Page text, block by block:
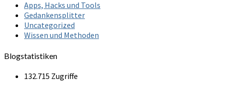
Apps, Hacks und Tools
Gedankensplitter
Uncategorized
Wissen und Methoden
Blogstatistiken
132.715 Zugriffe